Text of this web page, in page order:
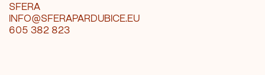
SFERA
INFO@SFERAPARDUBICE.EU
605 382 823